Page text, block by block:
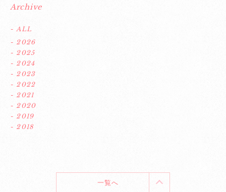
Archive
- ALL
- 2026
- 2025
- 2024
- 2023
- 2022
- 2021
- 2020
- 2019
- 2018
一覧へ